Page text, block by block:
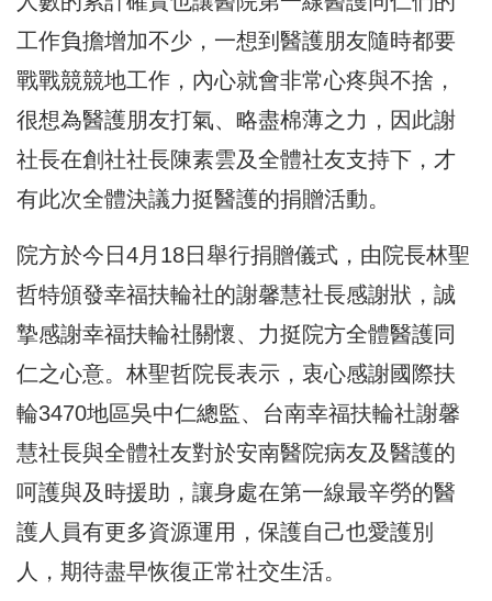
工作負擔增加不少，一想到醫護朋友隨時都要
戰戰競競地工作，內心就會非常心疼與不捨，
很想為醫護朋友打氣、略盡棉薄之力，因此謝
社長在創社社長陳素雲及全體社友支持下，才
有此次全體決議力挺醫護的捐贈活動。
院方於今日4月18日舉行捐贈儀式，由院長林聖
哲特頒發幸福扶輪社的謝馨慧社長感謝狀，誠
摯感謝幸福扶輪社關懷、力挺院方全體醫護同
仁之心意。林聖哲院長表示，衷心感謝國際扶
輪3470地區吳中仁總監、台南幸福扶輪社謝馨
慧社長與全體社友對於安南醫院病友及醫護的
呵護與及時援助，讓身處在第一線最辛勞的醫
護人員有更多資源運用，保護自己也愛護別
人，期待盡早恢復正常社交生活。